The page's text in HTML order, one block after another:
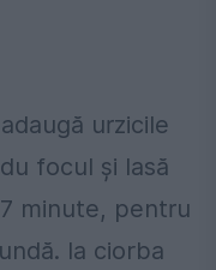
urzicile
focul și lasă
minute, pentru
Ia ciorba